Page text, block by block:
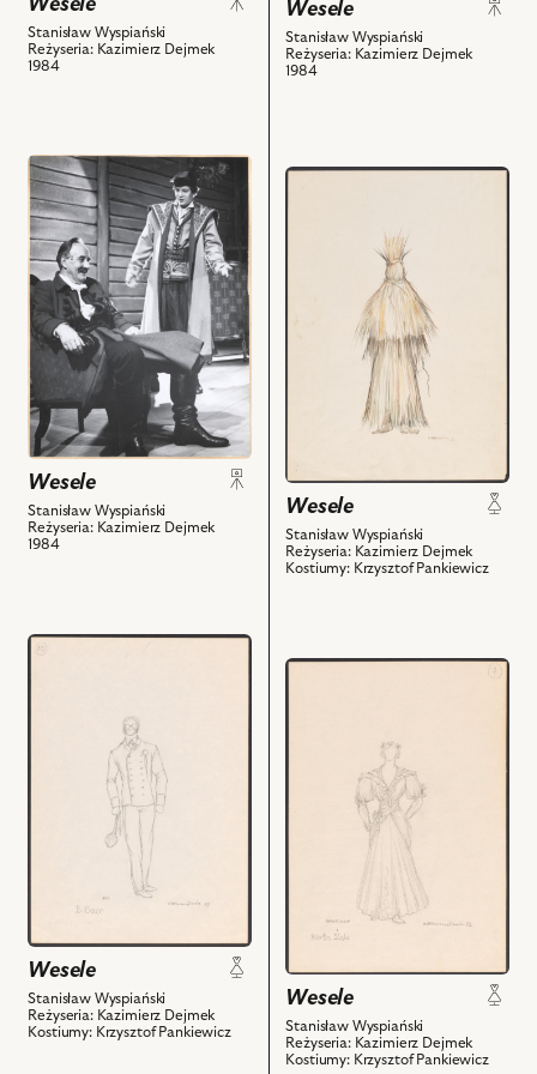
-
Upiór
i
obiektów
Stanisław Wyspiański
Reżyseria: Kazimierz Dejmek
1984
-
Czepiec
i
obiektów
Wesele
Stanisław Wyspiański
Reżyseria: Kazimierz Dejmek
1984
przejdź
do
obiektu
Wesele,
Na
zdjęciu:
Andrzej
Szczepkowski
-
Gospodarz,
Mirosław
Konarowski
-
Kuba
i
obiektów
Wesele
Stanisław Wyspiański
Reżyseria: Kazimierz Dejmek
1984
przejdź
powiązanych
nim
obiektów
Wesele
Stanisław Wyspiański
Reżyseria: Kazimierz Dejmek
Kostiumy: Krzysztof Pankiewicz
przejdź
powiązanych
obiektów
Wesele
Stanisław Wyspiański
Reżyseria: Kazimierz Dejmek
Kostiumy: Krzysztof Pankiewicz
przejdź
kostium
powiązanych
obiektów
Wesele
Stanisław Wyspiański
Reżyseria: Kazimierz Dejmek
Kostiumy: Krzysztof Pankiewicz